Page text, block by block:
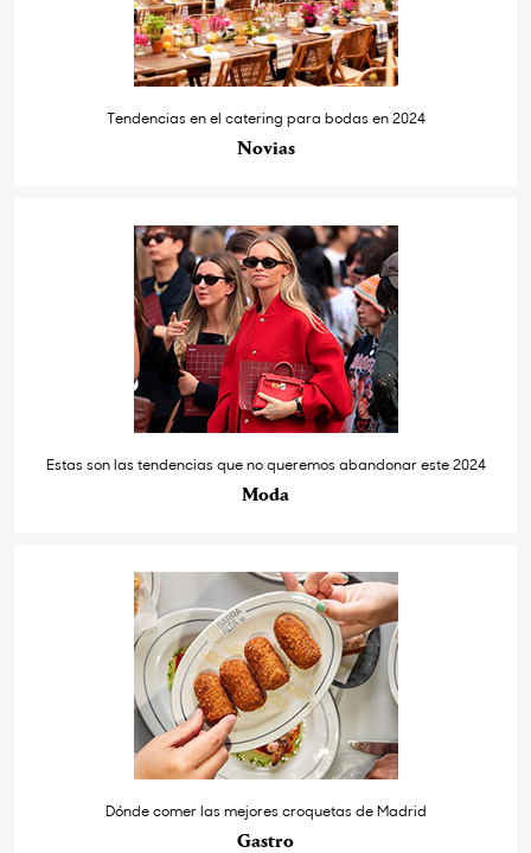
Tendencias en el catering para bodas en 2024
Novias
Estas son las tendencias que no queremos abandonar este 2024
Moda
Dónde comer las mejores croquetas de Madrid
Gastro